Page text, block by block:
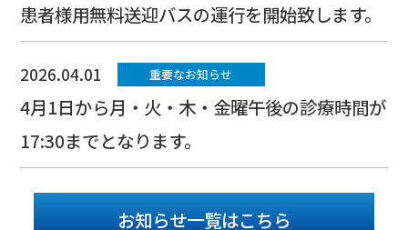
患者様用無料送迎バスの運行を開始致します。
2026.04.01 重要なお知らせ
4月1日から月・火・木・金曜午後の診療時間が
17:30までとなります。
お知らせ一覧はこちら